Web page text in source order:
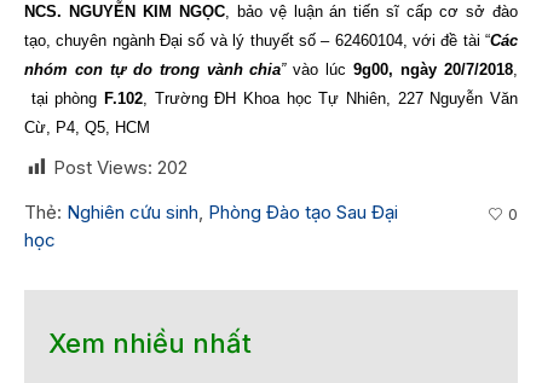
NCS. NGUYỄN KIM NGỌC, bảo vệ luận án tiến sĩ cấp cơ sở đào
tạo, chuyên ngành Đại số và lý thuyết số – 62460104, với đề tài “Các
nhóm con tự do trong vành chia”vào lúc9g00, ngày 20/7/2018
tại phòng F.102 , Trường ĐH Khoa học Tự Nhiên, 227 Nguyễn Văn
Cừ, P4, Q5, HCM
Post Views: 202
Thẻ: Nghiên cứu sinh, Phòng Đào tạo Sau Đại
học
0
Xem nhiều nhất